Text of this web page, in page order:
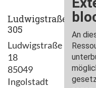
Ludwigstraße
305
Ludwigstraße
18
85049
Ingolstadt